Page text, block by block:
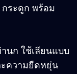
กระดูก พร้อม
นก ใช้เลียนแบบ
ะความยืดหยุ่น